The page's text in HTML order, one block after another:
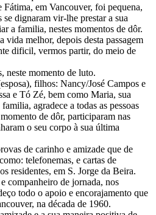
Fátima, em Vancouver, foi pequena,
dignaram vir-lhe prestar a sua
a familia, nestes momentos de dôr.
vida melhor, depois desta passagem
dificil, vermos partir, do meio de
neste momento de luto.
filhos: Nancy/José Campos e
e Tó Zé, bem como Maria, sua
agradece a todas as pessoas
de dôr, participaram nas
o seu corpo à sua última
de carinho e amizade que de
telefonemas, e cartas de
residentes, em S. Jorge da Beira.
companheiro de jornada, nos
todo o apoio e encorajamento que
na década de 1960.